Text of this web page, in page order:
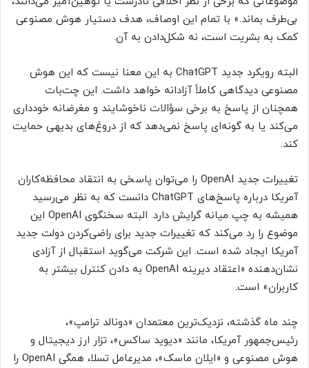
بی‌طرف بماند.» با تمام این اوصاف، هدف دستیار هوش مصنوعی
کمک به بشریت است، نه شکل‌دادن به آن.
البته رویکرد جدید ChatGPT به این معنا نیست که این هوش
مصنوعی دیدگاهی کاملاً آزادانه خواهد داشت. این چت‌بات
همچنان از پاسخ‌ به برخی سؤالات ناخوشایند و مغرضانه خودداری
می‌کند یا به گونه‌ای پاسخ نمی‌دهد که از دروغ‌های بدیهی حمایت
کند.
تغییرات جدید OpenAI را می‌توان پاسخی به انتقاد محافظه‌کاران
آمریکا درباره پاسخ‌های ChatGPT دانست که به نظر می‌رسید
همیشه به چپ میانه گرایش دارد. البته سخنگوی OpenAI این
موضوع را رد می‌کند که تغییرات جدید برای راضی‌کردن دولت جدید
آمریکا ایجاد شده است. این شرکت می‌گوید استقبال از آزادی
نشان‌دهنده «اعتقاد دیرینه OpenAI به دادن کنترل بیشتر به
کاربران» است.
چند ماه گذشته، نزدیک‌ترین معتمدان «دونالد ترامپ»،
رئیس‌جمهور آمریکا، مانند «دیوید ساکس»، تزار ارز دیجیتال و
هوش مصنوعی و «ایلان ماسک»، مدیرعامل تسلا، همگی OpenAI را